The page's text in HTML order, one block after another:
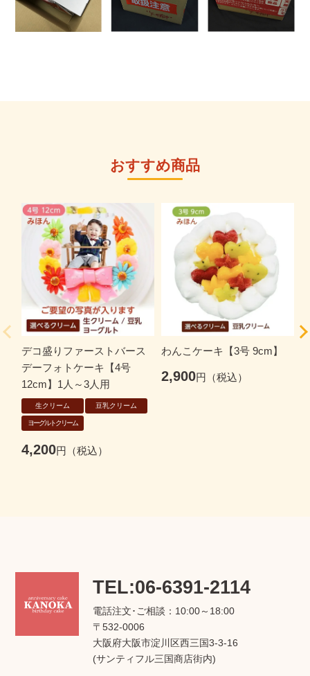
おすすめ商品
デコ盛りファーストバース
デーフォトケーキ【4号
12cm】1人～3人用
生クリーム 豆乳クリーム
ヨーグルトクリーム
4,200
わんこケーキ【3号 9cm】
2,900
TEL:06-6391-2114
電話注文･ご相談：10:00～18:00
〒532-0006
大阪府大阪市淀川区西三国3-3-16
(サンティフル三国商店街内)